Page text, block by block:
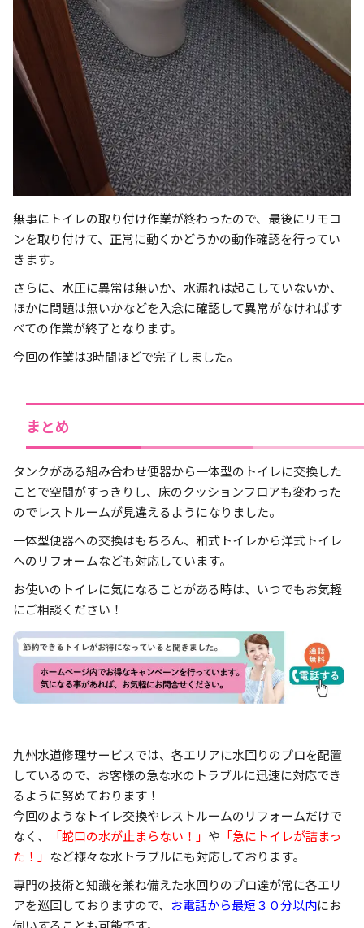
無事にトイレの取り付け作業が終わったので、最後にリモコ
ンを取り付けて、正常に動くかどうかの動作確認を行ってい
きます。
さらに、水圧に異常は無いか、水漏れは起こしていないか、
ほかに問題は無いかなどを入念に確認して異常がなければす
べての作業が終了となります。
今回の作業は3時間ほどで完了しました。
まとめ
タンクがある組み合わせ便器から一体型のトイレに交換した
ことで空間がすっきりし、床のクッションフロアも変わった
のでレストルームが見違えるようになりました。
一体型便器への交換はもちろん、和式トイレから洋式トイレ
へのリフォームなども対応しています。
お使いのトイレに気になることがある時は、いつでもお気軽
にご相談ください！
九州水道修理サービスでは、各エリアに水回りのプロを配置
しているので、お客様の急な水のトラブルに迅速に対応でき
るように努めております！
今回のようなトイレ交換やレストルームのリフォームだけで
なく、
「蛇口の水が止まらない！」 や 「急にトイレが詰まっ
た！」 など様々な水トラブルにも対応しております。
専門の技術と知識を兼ね備えた水回りのプロ達が常に各エリ
アを巡回しておりますので、 お電話から最短３０分以内にお